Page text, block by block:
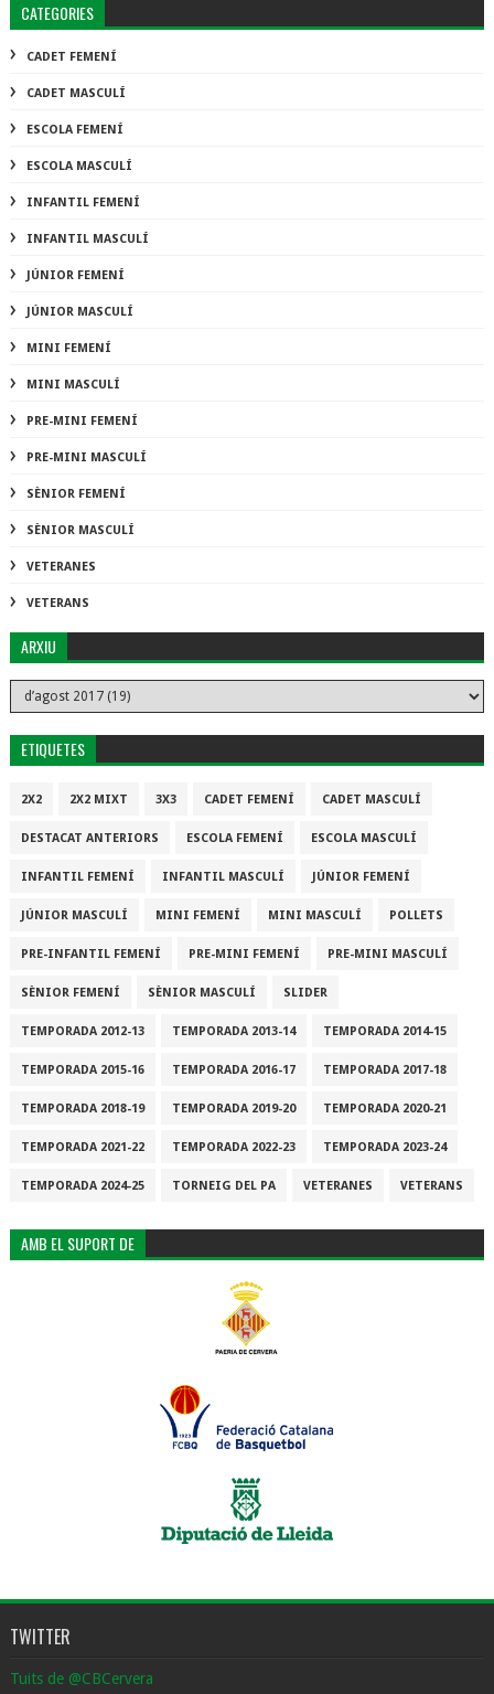
CATEGORIES
CADET FEMENÍ
CADET MASCULÍ
ESCOLA FEMENÍ
ESCOLA MASCULÍ
INFANTIL FEMENÍ
INFANTIL MASCULÍ
JÚNIOR FEMENÍ
JÚNIOR MASCULÍ
MINI FEMENÍ
MINI MASCULÍ
PRE-MINI FEMENÍ
PRE-MINI MASCULÍ
SÈNIOR FEMENÍ
SÈNIOR MASCULÍ
VETERANES
VETERANS
ARXIU
ETIQUETES
2X2 2X2 MIXT 3X3 CADET FEMENÍ CADET MASCULÍ
DESTACAT ANTERIORS ESCOLA FEMENÍ ESCOLA MASCULÍ
INFANTIL FEMENÍ INFANTIL MASCULÍ JÚNIOR FEMENÍ
JÚNIOR MASCULÍ MINI FEMENÍ MINI MASCULÍ POLLETS
PRE-INFANTIL FEMENÍ PRE-MINI FEMENÍ PRE-MINI MASCULÍ
SÈNIOR FEMENÍ SÈNIOR MASCULÍ SLIDER
TEMPORADA 2012-13 TEMPORADA 2013-14 TEMPORADA 2014-15
TEMPORADA 2015-16 TEMPORADA 2016-17 TEMPORADA 2017-18
TEMPORADA 2018-19 TEMPORADA 2019-20 TEMPORADA 2020-21
TEMPORADA 2021-22 TEMPORADA 2022-23 TEMPORADA 2023-24
TEMPORADA 2024-25 TORNEIG DEL PA VETERANES VETERANS
AMB EL SUPORT DE
TWITTER
Tuits de @CBCervera